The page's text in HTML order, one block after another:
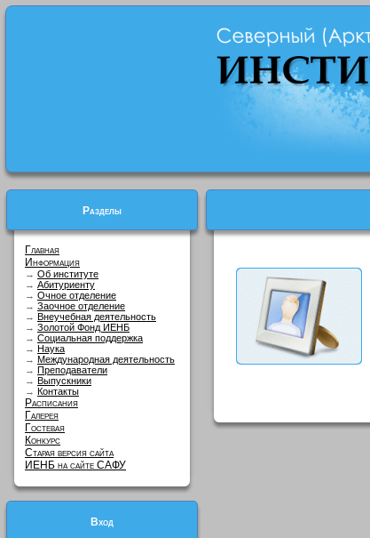
Разделы
Главная
Информация
→ Об институте
→ Абитуриенту
→ Очное отделение
→ Заочное отделение
→ Внеучебная деятельность
→ Золотой Фонд ИЕНБ
→ Социальная поддержка
→ Наука
→ Международная деятельность
→ Преподаватели
→ Выпускники
→ Контакты
Расписания
Галерея
Гостевая
Конкурс
Старая версия сайта
ИЕНБ на сайте САФУ
Вход